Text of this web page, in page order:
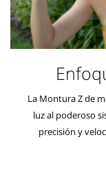
La Montura Z de
luz al poderoso
precisión y